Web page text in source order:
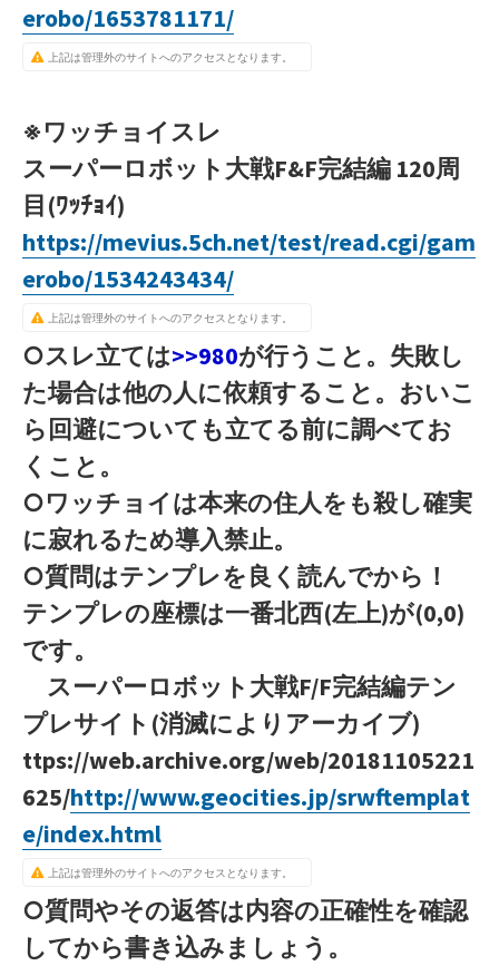
erobo/1653781171/
上記は管理外のサイトへのアクセスとなります。
※ワッチョイスレ
スーパーロボット大戦F&F完結編 120周
目(ﾜｯﾁｮｲ)
https://mevius.5ch.net/test/read.cgi/gam
erobo/1534243434/
上記は管理外のサイトへのアクセスとなります。
○スレ立ては>>980が行うこと。失敗し
た場合は他の人に依頼すること。おいこ
ら回避についても立てる前に調べてお
くこと。
○ワッチョイは本来の住人をも殺し確実
に寂れるため導入禁止。
○質問はテンプレを良く読んでから！
テンプレの座標は一番北西(左上)が(0,0)
です。
スーパーロボット大戦F/F完結編テン
プレサイト(消滅によりアーカイブ)
ttps://web.archive.org/web/20181105221
625/http://www.geocities.jp/srwftemplat
e/index.html
上記は管理外のサイトへのアクセスとなります。
○質問やその返答は内容の正確性を確認
してから書き込みましょう。